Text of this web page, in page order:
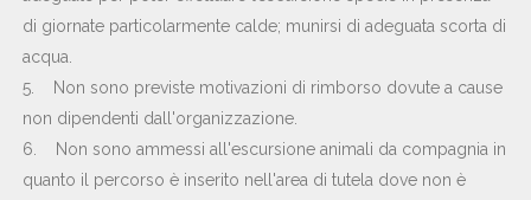
di giornate particolarmente calde; munirsi di adeguata scorta di
acqua.
5. Non sono previste motivazioni di rimborso dovute a cause
non dipendenti dall'organizzazione.
6. Non sono ammessi all'escursione animali da compagnia in
quanto il percorso è inserito nell'area di tutela dove non è